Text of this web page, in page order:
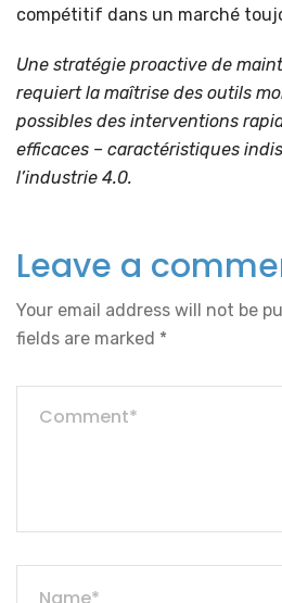
compétitif dans un marché
Une stratégie proactive de
requiert la maîtrise des outils
possibles des interventions
efficaces – caractéristiques
l’industrie 4.0.
Leave a
Your email address will not be
fields are marked *